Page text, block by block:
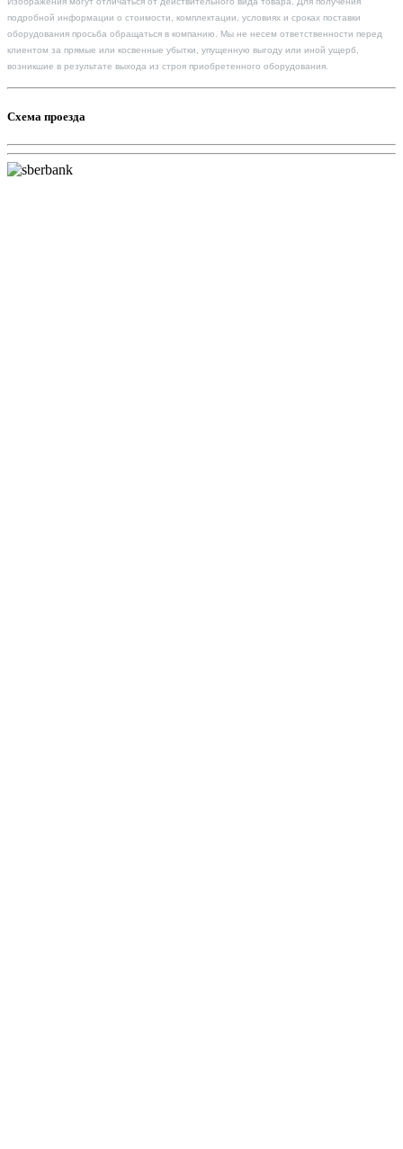
подробной информации о стоимости, комплектации, условиях и сроках поставки
оборудования просьба обращаться в компанию. Мы не несем ответственности перед
клиентом за прямые или косвенные убытки, упущенную выгоду или иной ущерб,
возникшие в результате выхода из строя приобретенного оборудования.
Схема проезда